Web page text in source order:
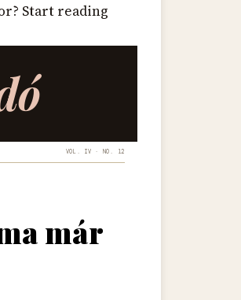
Start reading
VOL. IV · NO. 12
már